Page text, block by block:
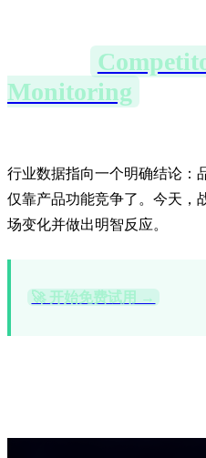
Monitoring
行业数据指向一个明确结论：
仅靠产品功能竞争了。今天，
场变化并做出明智反应。
🚀 开始免费试用 →